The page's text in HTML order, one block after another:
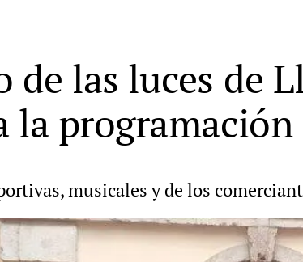
de las luces de
la
musicales y de los